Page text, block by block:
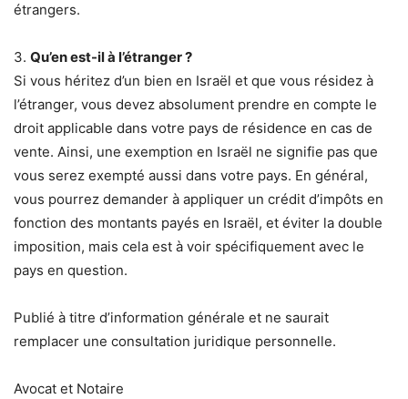
étrangers.
3. Qu’en est-il à l’étranger ?
Si vous héritez d’un bien en Israël et que vous résidez à
l’étranger, vous devez absolument prendre en compte le
droit applicable dans votre pays de résidence en cas de
vente. Ainsi, une exemption en Israël ne signifie pas que
vous serez exempté aussi dans votre pays. En général,
vous pourrez demander à appliquer un crédit d’impôts en
fonction des montants payés en Israël, et éviter la double
imposition, mais cela est à voir spécifiquement avec le
pays en question.
Publié à titre d’information générale et ne saurait
remplacer une consultation juridique personnelle.
Avocat et Notaire